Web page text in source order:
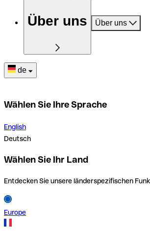
Über uns Über uns
de
Wählen Sie Ihre Sprache
English
Deutsch
Wählen Sie Ihr Land
Entdecken Sie unsere länderspezifischen
Europe